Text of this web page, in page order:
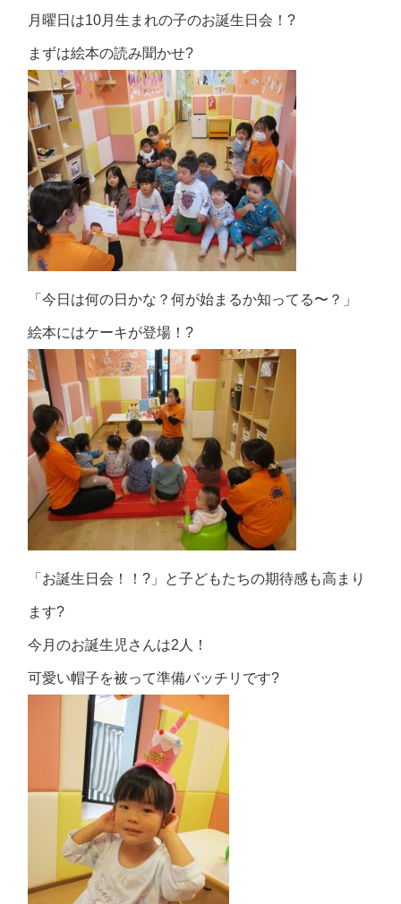
月曜日は10月生まれの子のお誕生日会！?
まずは絵本の読み聞かせ?
「今日は何の日かな？何が始まるか知ってる〜？」
絵本にはケーキが登場！?
「お誕生日会！！?」と子どもたちの期待感も高まり
ます?
今月のお誕生児さんは2人！
可愛い帽子を被って準備バッチリです?